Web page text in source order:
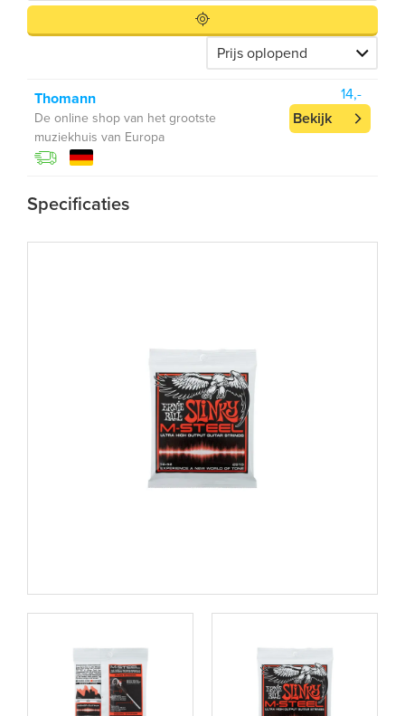
Thomann
De online shop van het grootste
muziekhuis van Europa
14,-
Bekijk
Specificaties